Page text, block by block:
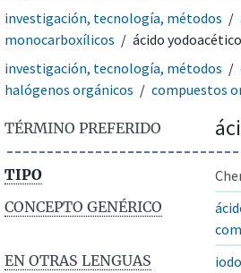
investigación, tecnología, métodos
monocarboxílicos
ácido yodoacético
investigación, tecnología, métodos
halógenos orgánicos
compuestos
TÉRMINO PREFERIDO
TIPO
CONCEPTO GENÉRICO
EN OTRAS LENGUAS